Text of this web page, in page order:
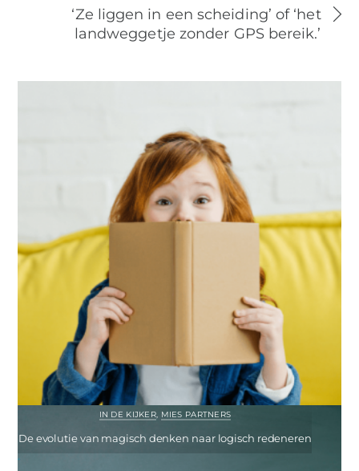
‘Ze liggen in een scheiding’ of ‘het
landweggetje zonder GPS bereik.’
IN DE KIJKER, MIES PARTNERS
De evolutie van magisch denken naar logisch redeneren